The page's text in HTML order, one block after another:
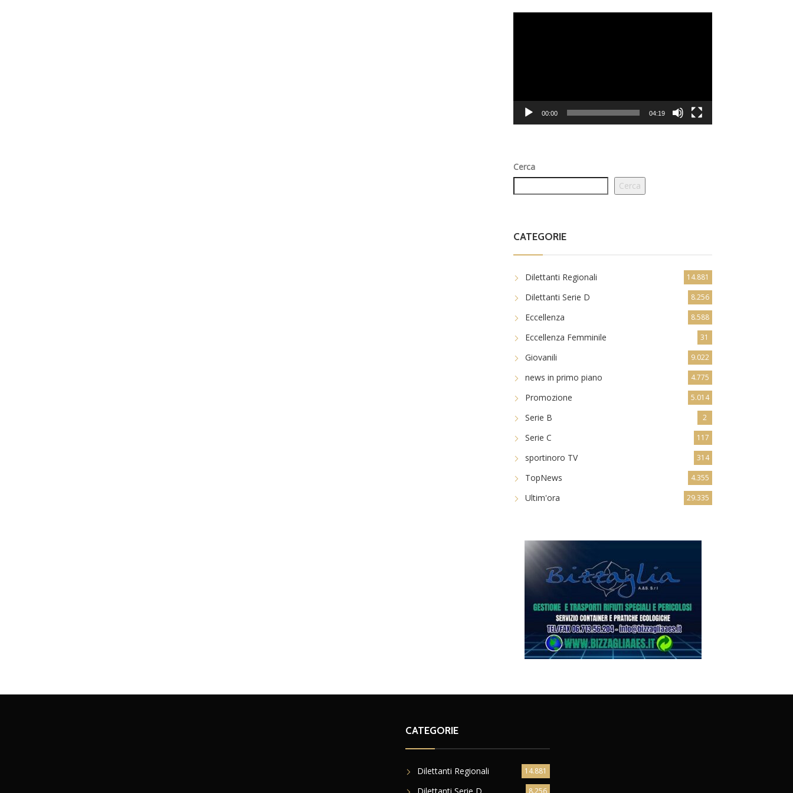
00:00 04:19
Cerca
Cerca
CATEGORIE
Dilettanti Regionali 14.881
Dilettanti Serie D 8.256
Eccellenza 8.588
Eccellenza Femminile 31
Giovanili 9.022
news in primo piano 4.775
Promozione 5.014
Serie B 2
Serie C 117
sportinoro TV 314
TopNews 4.355
Ultim'ora 29.335
CATEGORIE
Dilettanti Regionali 14.881
8.256